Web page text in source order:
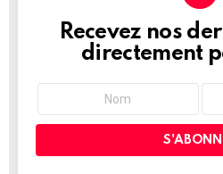
NEWSLETTER
Recevez nos
directement